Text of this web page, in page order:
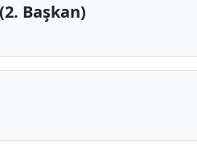
Başkan)